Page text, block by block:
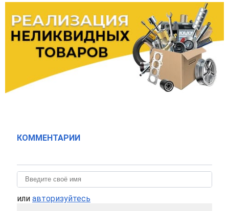
КОММЕНТАРИИ
или авторизуйтесь